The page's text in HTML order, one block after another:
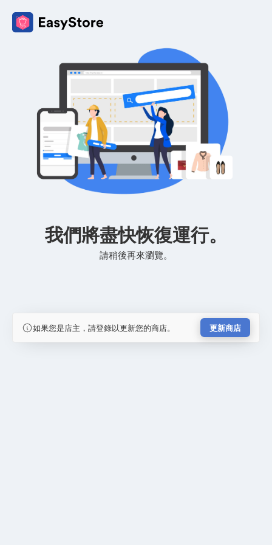
我們將盡快恢復運行。
請稍後再來瀏覽。
如果您是店主，請登錄以更新您的商店。 更新商店